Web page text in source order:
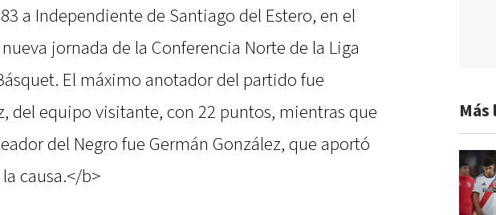
a Independiente de Santiago del Estero, en el
jornada de la Conferencia Norte de la Liga
El máximo anotador del partido fue
del equipo visitante, con 22 puntos, mientras que
del Negro fue Germán González, que aportó
causa.</b>